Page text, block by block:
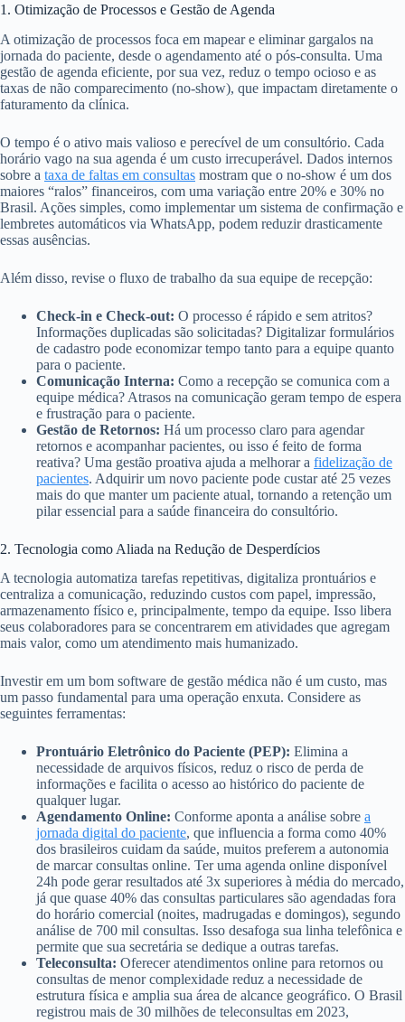
1. Otimização de Processos e Gestão de Agenda
A otimização de processos foca em mapear e eliminar gargalos na
jornada do paciente, desde o agendamento até o pós-consulta. Uma
gestão de agenda eficiente, por sua vez, reduz o tempo ocioso e as
taxas de não comparecimento (no-show), que impactam diretamente o
faturamento da clínica.
O tempo é o ativo mais valioso e perecível de um consultório. Cada
horário vago na sua agenda é um custo irrecuperável. Dados internos
sobre a taxa de faltas em consultas mostram que o no-show é um dos
maiores “ralos” financeiros, com uma variação entre 20% e 30% no
Brasil. Ações simples, como implementar um sistema de confirmação e
lembretes automáticos via WhatsApp, podem reduzir drasticamente
essas ausências.
Além disso, revise o fluxo de trabalho da sua equipe de recepção:
Check-in e Check-out: O processo é rápido e sem atritos?
Informações duplicadas são solicitadas? Digitalizar formulários
de cadastro pode economizar tempo tanto para a equipe quanto
para o paciente.
Comunicação Interna: Como a recepção se comunica com a
equipe médica? Atrasos na comunicação geram tempo de espera
e frustração para o paciente.
Gestão de Retornos: Há um processo claro para agendar
retornos e acompanhar pacientes, ou isso é feito de forma
reativa? Uma gestão proativa ajuda a melhorar a fidelização de
pacientes. Adquirir um novo paciente pode custar até 25 vezes
mais do que manter um paciente atual, tornando a retenção um
pilar essencial para a saúde financeira do consultório.
2. Tecnologia como Aliada na Redução de Desperdícios
A tecnologia automatiza tarefas repetitivas, digitaliza prontuários e
centraliza a comunicação, reduzindo custos com papel, impressão,
armazenamento físico e, principalmente, tempo da equipe. Isso libera
seus colaboradores para se concentrarem em atividades que agregam
mais valor, como um atendimento mais humanizado.
Investir em um bom software de gestão médica não é um custo, mas
um passo fundamental para uma operação enxuta. Considere as
seguintes ferramentas:
Prontuário Eletrônico do Paciente (PEP): Elimina a
necessidade de arquivos físicos, reduz o risco de perda de
informações e facilita o acesso ao histórico do paciente de
qualquer lugar.
Agendamento Online: Conforme aponta a análise sobre a
jornada digital do paciente, que influencia a forma como 40%
dos brasileiros cuidam da saúde, muitos preferem a autonomia
de marcar consultas online. Ter uma agenda online disponível
24h pode gerar resultados até 3x superiores à média do mercado,
já que quase 40% das consultas particulares são agendadas fora
do horário comercial (noites, madrugadas e domingos), segundo
análise de 700 mil consultas. Isso desafoga sua linha telefônica e
permite que sua secretária se dedique a outras tarefas.
Teleconsulta: Oferecer atendimentos online para retornos ou
consultas de menor complexidade reduz a necessidade de
estrutura física e amplia sua área de alcance geográfico. O Brasil
registrou mais de 30 milhões de teleconsultas em 2023,